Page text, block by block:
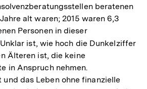
beratenen
alt waren; 2015 waren 6,3
Personen in dieser
Unklar ist, wie hoch die Dunkelziffer
Älteren ist, die keine
in Anspruch nehmen.
und das Leben ohne finanzielle